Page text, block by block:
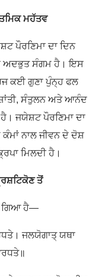
ਮਹੱਤਵ
ਪੌਰਣਿਮਾ ਦਾ ਦਿਨ
ਅਦਭੁਤ ਸੰਗਮ ਹੈ। ਇਸ
ਕਈ ਗੁਣਾ ਪੁੰਨ੍ਹ ਫਲ
, ਸੰਤੁਲਨ ਅਤੇ ਆਨੰਦ
ਜਯੇਸ਼ਟ ਪੌਰਣਿਮਾ ਦਾ
ਨਾਲ ਜੀਵਨ ਦੇ ਦੋਸ਼
ਮਿਲਦੀ ਹੈ।
ਤੋਂ
ਗਿਆ ਹੈ—
ਜਲਯੋਗਾਤ੍ ਯਥਾ